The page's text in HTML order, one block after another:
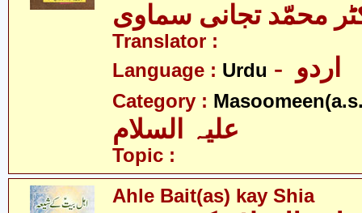
محمّد تجانی سماوی
Translator :
Language : Urdu
Category :
Topic :
Ahle Bait(as) kay Shia